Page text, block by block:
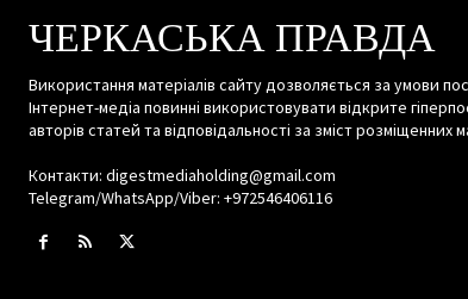
ЧЕРКАСЬКА ПРАВДА
Використання матеріалів сайту дозволяється за умови
Інтернет-медіа повинні використовувати відкрите
авторів статей та відповідальності за зміст розміщенних
Контакти: digestmediaholding@gmail.com
Telegram/WhatsApp/Viber: +972546406116